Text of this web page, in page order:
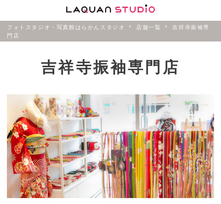
フォトスタジオ・写真館はらかんスタジオ 店舗一覧
吉祥寺振袖専
門店
吉祥寺振袖専門店